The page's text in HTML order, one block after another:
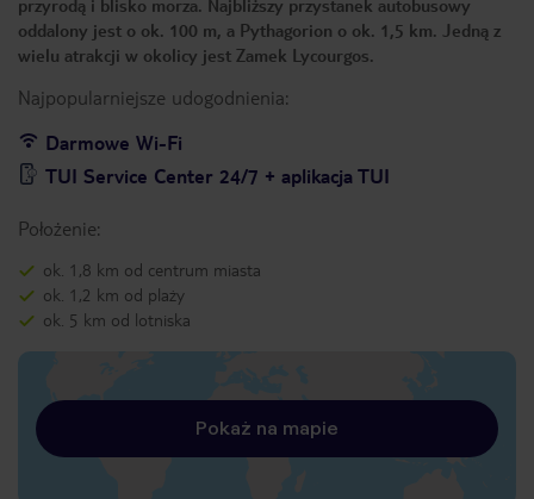
przyrodą i blisko morza. Najbliższy przystanek autobusowy
oddalony jest o ok. 100 m, a Pythagorion o ok. 1,5 km. Jedną z
wielu atrakcji w okolicy jest Zamek Lycourgos.
Najpopularniejsze udogodnienia:
Darmowe Wi-Fi
TUI Service Center 24/7 + aplikacja TUI
Położenie:
ok. 1,8 km od centrum miasta
ok. 1,2 km od plaży
ok. 5 km od lotniska
Pokaż na mapie